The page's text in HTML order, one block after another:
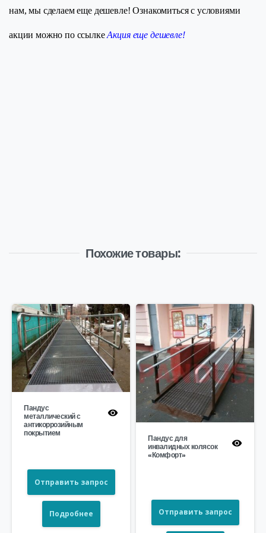
нам, мы сделаем еще дешевле! Ознакомиться с условиями
акции можно по ссылкеАкция еще дешевле!
Похожие товары:
Пандус
металлический с
антикоррозийным
покрытием
Отправить запрос
Подробнее
Пандус для
инвалидных колясок
«Комфорт»
Отправить запрос